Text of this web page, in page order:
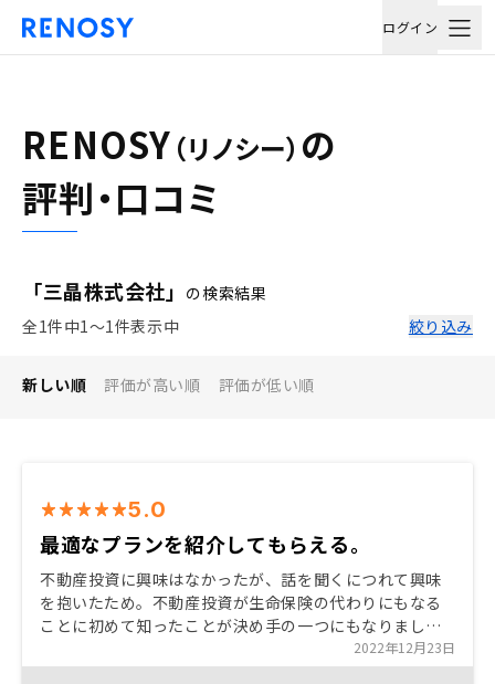
ログイン
RENOSY （リノシー） の
評判・口コミ
「三晶株式会社」 の検索結果
全1件中1〜1件表示中
絞り込み
新しい順 評価が高い順 評価が低い順
5.0
最適なプランを紹介してもらえる。
不動産投資に興味はなかったが、話を聞くにつれて興味
を抱いたため。不動産投資が生命保険の代わりにもなる
ことに初めて知ったことが決め手の一つにもなりまし
た。契約までについては私が迅速な対応いただいたた
め、スムーズに契約までいくことができました。
2022年12月23日